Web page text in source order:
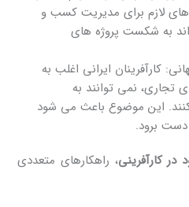
‌های لازم برای مدیریت کسب ‌و
به شکست پروژه‌ های
کارآفرینان ایرانی اغلب به
نمی ‌توانند به
این موضوع باعث می ‌شود
برود.
کارآفرینی، راهکارهای متعددی